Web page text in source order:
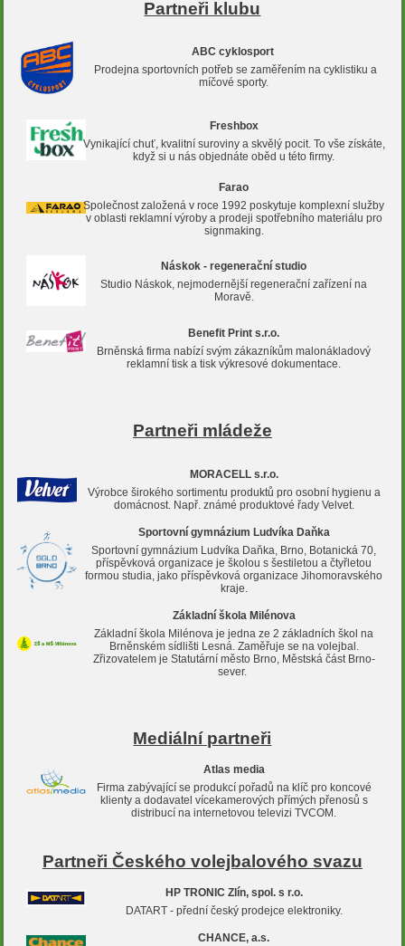
Partneři klubu
ABC cyklosport
Prodejna sportovních potřeb se zaměřením na cyklistiku a
míčové sporty.
Freshbox
Vynikající chuť, kvalitní suroviny a skvělý pocit. To vše získáte,
když si u nás objednáte oběd u této firmy.
Farao
Společnost založená v roce 1992 poskytuje komplexní služby
v oblasti reklamní výroby a prodeji spotřebního materiálu pro
signmaking.
Náskok - regenerační studio
Studio Náskok, nejmodernější regenerační zařízení na
Moravě.
Benefit Print s.r.o.
Brněnská firma nabízí svým zákazníkům malonákladový
reklamní tisk a tisk výkresové dokumentace.
Partneři mládeže
MORACELL s.r.o.
Výrobce širokého sortimentu produktů pro osobní hygienu a
domácnost. Např. známé produktové řady Velvet.
Sportovní gymnázium Ludvíka Daňka
Sportovní gymnázium Ludvíka Daňka, Brno, Botanická 70,
příspěvková organizace je školou s šestiletou a čtyřletou
formou studia, jako příspěvková organizace Jihomoravského
kraje.
Základní škola Milénova
Základní škola Milénova je jedna ze 2 základních škol na
Brněnském sídlišti Lesná. Zaměřuje se na volejbal.
Zřizovatelem je Statutární město Brno, Městská část Brno-
sever.
Mediální partneři
Atlas media
Firma zabývající se produkcí pořadů na klíč pro koncové
klienty a dodavatel vícekamerových přímých přenosů s
distribucí na internetovou televizi TVCOM.
Partneři Českého volejbalového svazu
HP TRONIC Zlín, spol. s r.o.
DATART - přední český prodejce elektroniky.
CHANCE, a.s.